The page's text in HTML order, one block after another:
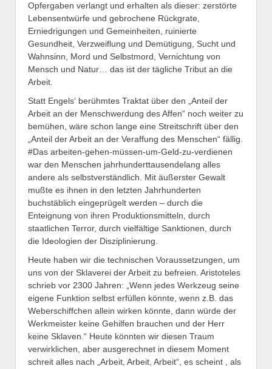
Opfergaben verlangt und erhalten als dieser: zerstörte
Lebensentwürfe und gebrochene Rückgrate,
Erniedrigungen und Gemeinheiten, ruinierte
Gesundheit, Verzweiflung und Demütigung, Sucht und
Wahnsinn, Mord und Selbstmord, Vernichtung von
Mensch und Natur… das ist der tägliche Tribut an die
Arbeit.
Statt Engels‘ berühmtes Traktat über den „Anteil der
Arbeit an der Menschwerdung des Affen“ noch weiter zu
bemühen, wäre schon lange eine Streitschrift über den
„Anteil der Arbeit an der Veraffung des Menschen“ fällig.
#Das arbeiten-gehen-müssen-um-Geld-zu-verdienen
war den Menschen jahrhunderttausendelang alles
andere als selbstverständlich. Mit äußerster Gewalt
mußte es ihnen in den letzten Jahrhunderten
buchstäblich eingeprügelt werden – durch die
Enteignung von ihren Produktionsmitteln, durch
staatlichen Terror, durch vielfältige Sanktionen, durch
die Ideologien der Disziplinierung.
Heute haben wir die technischen Voraussetzungen, um
uns von der Sklaverei der Arbeit zu befreien. Aristoteles
schrieb vor 2300 Jahren: „Wenn jedes Werkzeug seine
eigene Funktion selbst erfüllen könnte, wenn z.B. das
Weberschiffchen allein wirken könnte, dann würde der
Werkmeister keine Gehilfen brauchen und der Herr
keine Sklaven.“ Heute könnten wir diesen Traum
verwirklichen, aber ausgerechnet in diesem Moment
schreit alles nach „Arbeit, Arbeit, Arbeit“, es scheint , als